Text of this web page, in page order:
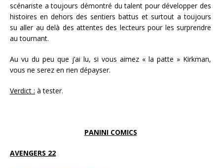
scénariste a toujours démontré du talent pour développer des
histoires en dehors des sentiers battus et surtout a toujours
su aller au delà des attentes des lecteurs pour les surprendre
au tournant.
Au vu du peu que j’ai lu, si vous aimez « la patte » Kirkman,
vous ne serez en rien dépayser.
Verdict : à tester.
PANINI COMICS
AVENGERS 22